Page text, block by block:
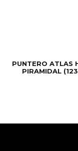
PUNTERO ATLAS
PIRAMIDAL